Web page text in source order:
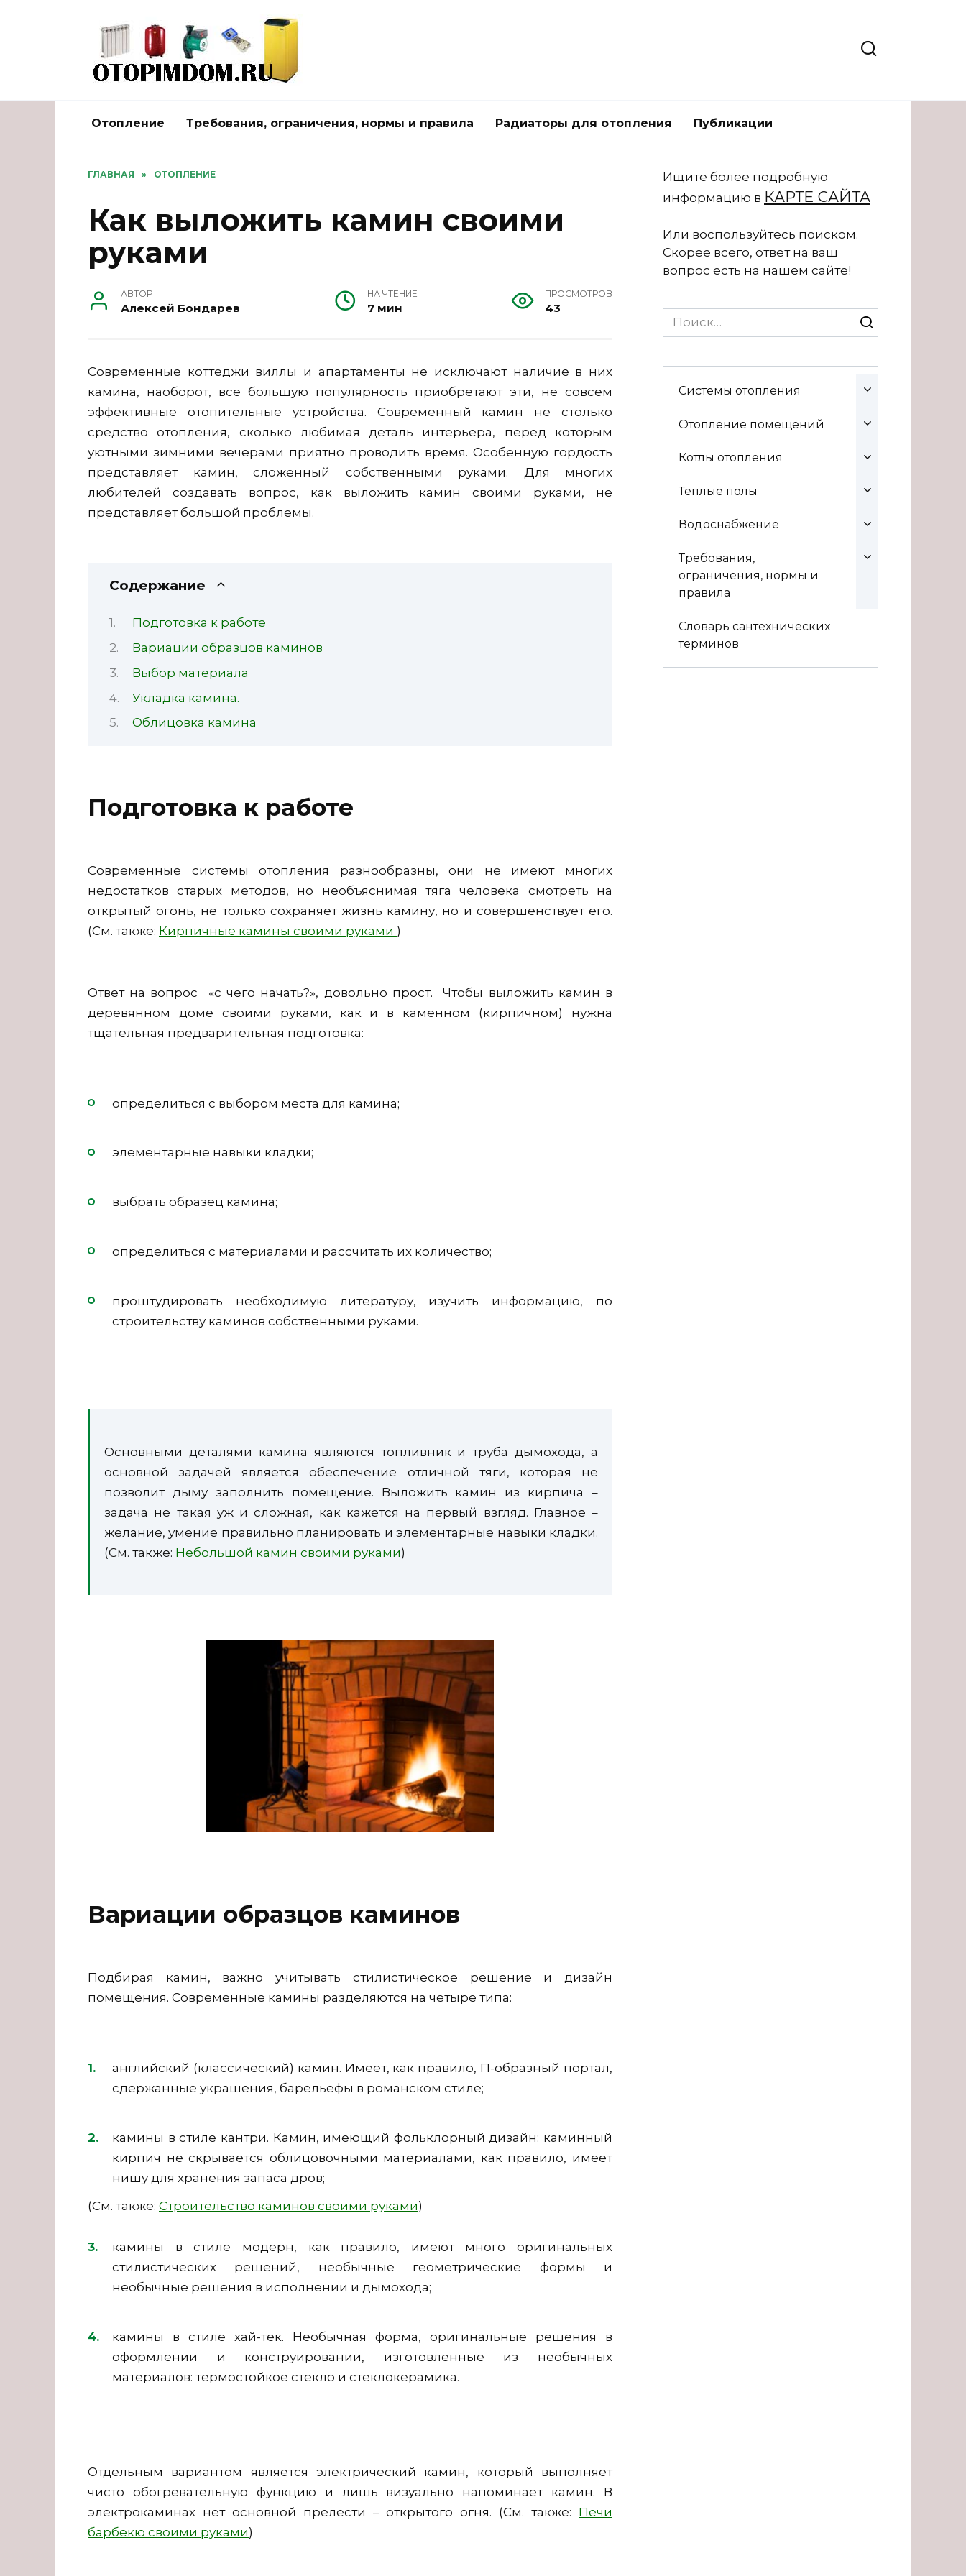
Отопление Требования, ограничения, нормы и правила Радиаторы для отопления Публикации
ГЛАВНАЯ » ОТОПЛЕНИЕ
Как выложить камин своими
руками
АВТОР
Алексей Бондарев
НА ЧТЕНИЕ
7 мин
ПРОСМОТРОВ
43
Современные коттеджи виллы и апартаменты не исключают наличие в них
камина, наоборот, все большую популярность приобретают эти, не совсем
эффективные отопительные устройства. Современный камин не столько
средство отопления, сколько любимая деталь интерьера, перед которым
уютными зимними вечерами приятно проводить время. Особенную гордость
представляет камин, сложенный собственными руками. Для многих
любителей создавать вопрос, как выложить камин своими руками, не
представляет большой проблемы.
Содержание
Подготовка к работе
Вариации образцов каминов
Выбор материала
Укладка камина.
Облицовка камина
Подготовка к работе
Современные системы отопления разнообразны, они не имеют многих
недостатков старых методов, но необъяснимая тяга человека смотреть на
открытый огонь, не только сохраняет жизнь камину, но и совершенствует его.
(См. также: Кирпичные камины своими руками )
Ответ на вопрос «с чего начать?», довольно прост. Чтобы выложить камин в
деревянном доме своими руками, как и в каменном (кирпичном) нужна
тщательная предварительная подготовка:
определиться с выбором места для камина;
элементарные навыки кладки;
выбрать образец камина;
определиться с материалами и рассчитать их количество;
проштудировать необходимую литературу, изучить информацию, по
строительству каминов собственными руками.
Основными деталями камина являются топливник и труба дымохода, а
основной задачей является обеспечение отличной тяги, которая не
позволит дыму заполнить помещение. Выложить камин из кирпича –
задача не такая уж и сложная, как кажется на первый взгляд. Главное –
желание, умение правильно планировать и элементарные навыки кладки.
(См. также: Небольшой камин своими руками)
Вариации образцов каминов
Подбирая камин, важно учитывать стилистическое решение и дизайн
помещения. Современные камины разделяются на четыре типа:
английский (классический) камин. Имеет, как правило, П-образный портал,
сдержанные украшения, барельефы в романском стиле;
камины в стиле кантри. Камин, имеющий фольклорный дизайн: каминный
кирпич не скрывается облицовочными материалами, как правило, имеет
нишу для хранения запаса дров;
(См. также: Строительство каминов своими руками)
камины в стиле модерн, как правило, имеют много оригинальных
стилистических решений, необычные геометрические формы и
необычные решения в исполнении и дымохода;
камины в стиле хай-тек. Необычная форма, оригинальные решения в
оформлении и конструировании, изготовленные из необычных
материалов: термостойкое стекло и стеклокерамика.
Отдельным вариантом является электрический камин, который выполняет
чисто обогревательную функцию и лишь визуально напоминает камин. В
электрокаминах нет основной прелести – открытого огня. (См. также: Печи
барбекю своими руками)
Ищите более подробную
информацию в КАРТЕ САЙТА
Или воспользуйтесь поиском.
Скорее всего, ответ на ваш
вопрос есть на нашем сайте!
Search
for:
Системы отопления
Отопление помещений
Котлы отопления
Тёплые полы
Водоснабжение
Требования,
ограничения, нормы и
правила
Словарь сантехнических
терминов